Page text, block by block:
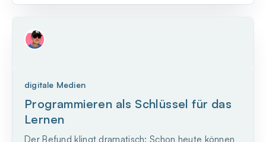
digitale Medien
Programmieren als Schlüssel für das
Lernen
Der Befund klingt dramatisch: Schon heute können